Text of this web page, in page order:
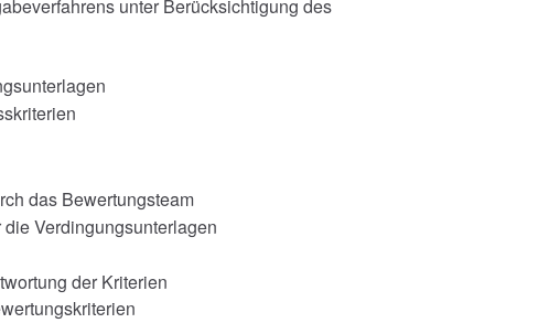
unter Berücksichtigung des
das Bewertungsteam
Verdingungsunterlagen
der Kriterien